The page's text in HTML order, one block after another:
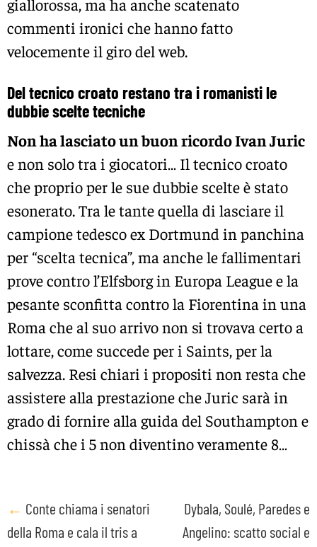
giallorossa, ma ha anche scatenato
commenti ironici che hanno fatto
velocemente il giro del web.
Del tecnico croato restano tra i romanisti le
dubbie scelte tecniche
Non ha lasciato un buon ricordo Ivan Juric
e non solo tra i giocatori… Il tecnico croato
che proprio per le sue dubbie scelte è stato
esonerato. Tra le tante quella di lasciare il
campione tedesco ex Dortmund in panchina
per “scelta tecnica”, ma anche le fallimentari
prove contro l’Elfsborg in Europa League e la
pesante sconfitta contro la Fiorentina in una
Roma che al suo arrivo non si trovava certo a
lottare, come succede per i Saints, per la
salvezza. Resi chiari i propositi non resta che
assistere alla prestazione che Juric sarà in
grado di fornire alla guida del Southampton e
chissà che i 5 non diventino veramente 8…
Post
navigation
← Conte chiama i senatori
della Roma e cala il tris a
Dybala, Soulé, Paredes e
Angelino: scatto social e